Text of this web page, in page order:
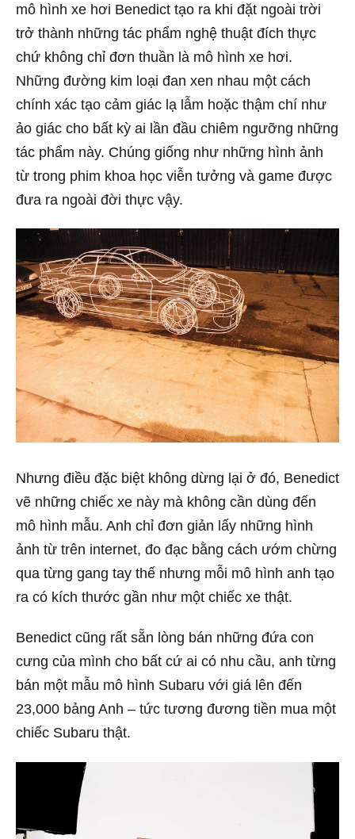
mô hình xe hơi Benedict tạo ra khi đặt ngoài trời
trở thành những tác phẩm nghệ thuật đích thực
chứ không chỉ đơn thuần là mô hình xe hơi.
Những đường kim loại đan xen nhau một cách
chính xác tạo cảm giác lạ lẫm hoặc thậm chí như
ảo giác cho bất kỳ ai lần đầu chiêm ngưỡng những
tác phẩm này. Chúng giống như những hình ảnh
từ trong phim khoa học viễn tưởng và game được
đưa ra ngoài đời thực vậy.
Nhưng điều đặc biệt không dừng lại ở đó, Benedict
vẽ những chiếc xe này mà không cần dùng đến
mô hình mẫu. Anh chỉ đơn giản lấy những hình
ảnh từ trên internet, đo đạc bằng cách ướm chừng
qua từng gang tay thế nhưng mỗi mô hình anh tạo
ra có kích thước gần như một chiếc xe thật.
Benedict cũng rất sẵn lòng bán những đứa con
cưng của mình cho bất cứ ai có nhu cầu, anh từng
bán một mẫu mô hình Subaru với giá lên đến
23,000 bảng Anh – tức tương đương tiền mua một
chiếc Subaru thật.